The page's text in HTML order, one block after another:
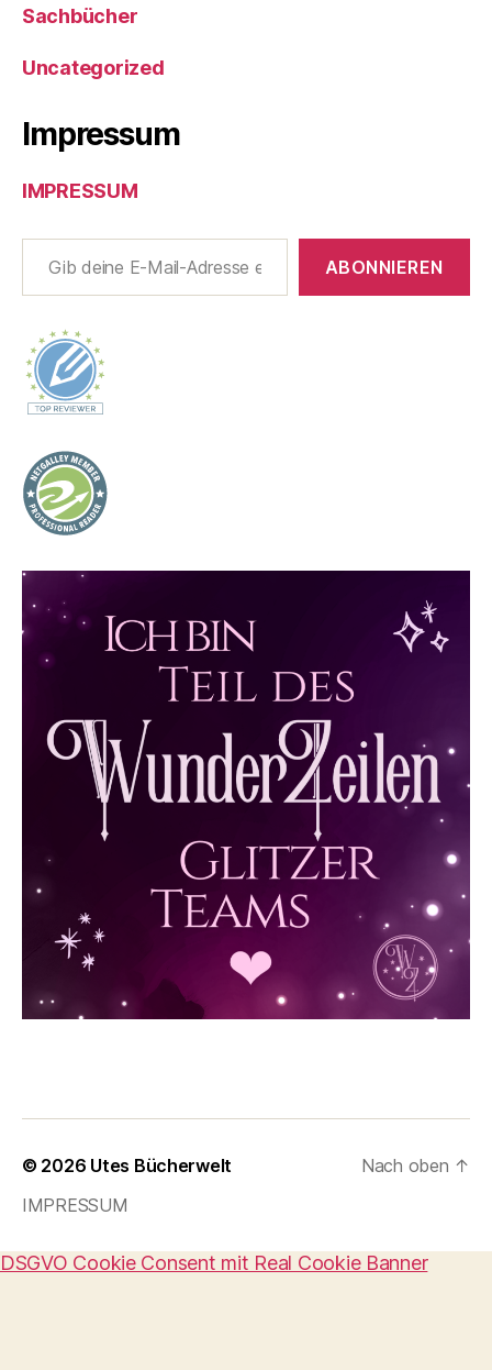
Sachbücher
Uncategorized
Impressum
IMPRESSUM
Gib deine E-Mail-Adresse ein ...
ABONNIEREN
© 2026 Utes Bücherwelt
IMPRESSUM
Nach oben ↑
DSGVO Cookie Consent mit Real Cookie Banner